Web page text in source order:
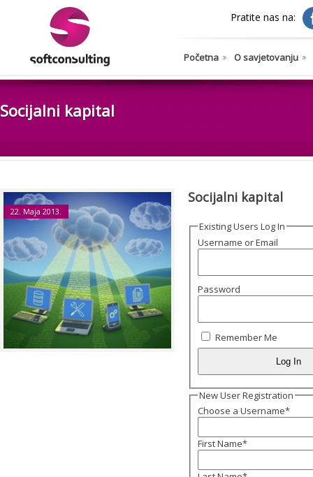
Pratite nas na:
Početna O savjetovanju
Socijalni kapital
22. Maja 2013.
Socijalni kapital
Existing Users Log In
Username or Email
Password
Remember Me
New User Registration
Choose a Username*
First Name*